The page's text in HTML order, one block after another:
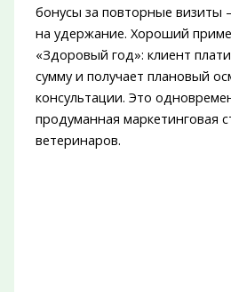
бонусы за повторные визиты
на удержание. Хороший
«Здоровый год»: клиент
сумму и получает плановый
консультации. Это
продуманная маркетинговая
ветеринаров.